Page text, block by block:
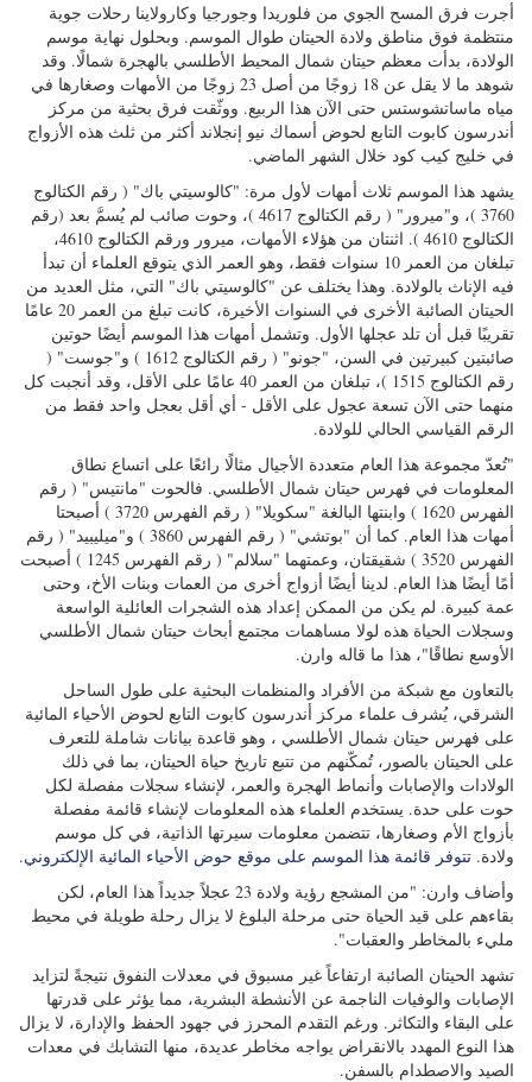
أجرت فرق المسح الجوي من فلوريدا وجورجيا وكارولاينا رحلات جوية
منتظمة فوق مناطق ولادة الحيتان طوال الموسم. وبحلول نهاية موسم
الولادة، بدأت معظم حيتان شمال المحيط الأطلسي بالهجرة شمالًا. وقد
شوهد ما لا يقل عن 18 زوجًا من أصل 23 زوجًا من الأمهات وصغارها في
مياه ماساتشوستس حتى الآن هذا الربيع. ووثّقت فرق بحثية من مركز
أندرسون كابوت التابع لحوض أسماك نيو إنجلاند أكثر من ثلث هذه الأزواج
في خليج كيب كود خلال الشهر الماضي.
يشهد هذا الموسم ثلاث أمهات لأول مرة: "كالوسيتي باك" ( رقم الكتالوج
3760 )، و"ميرور" ( رقم الكتالوج 4617 )، وحوت صائب لم يُسمَّ بعد (رقم
الكتالوج 4610
). اثنتان من هؤلاء الأمهات، ميرور ورقم الكتالوج 4610،
تبلغان من العمر 10 سنوات فقط، وهو العمر الذي يتوقع العلماء أن تبدأ
فيه الإناث بالولادة. وهذا يختلف عن "كالوسيتي باك" التي، مثل العديد من
الحيتان الصائبة الأخرى في السنوات الأخيرة، كانت تبلغ من العمر 20 عامًا
تقريبًا قبل أن تلد عجلها الأول. وتشمل أمهات هذا الموسم أيضًا حوتين
صائبتين كبيرتين في السن، "جونو" ( رقم الكتالوج 1612
) و"جوست" (
رقم الكتالوج 1515
)، تبلغان من العمر 40 عامًا على الأقل، وقد أنجبت كل
منهما حتى الآن تسعة عجول على الأقل - أي أقل بعجل واحد فقط من
الرقم القياسي الحالي للولادة.
"تُعدّ مجموعة هذا العام متعددة الأجيال مثالًا رائعًا على اتساع نطاق
المعلومات في فهرس حيتان شمال الأطلسي. فالحوت "مانتيس" ( رقم
الفهرس 1620
) وابنتها البالغة "سكويلا" ( رقم الفهرس 3720
) أصبحتا
أمهات هذا العام. كما أن "بوتشي" ( رقم الفهرس 3860 ) و"ميليبيد" ( رقم
الفهرس 3520
) شقيقتان، وعمتهما "سلالم" ( رقم الفهرس 1245
) أصبحت
أمًا أيضًا هذا العام. لدينا أيضًا أزواج أخرى من العمات وبنات الأخ، وحتى
عمة كبيرة. لم يكن من الممكن إعداد هذه الشجرات العائلية الواسعة
وسجلات الحياة هذه لولا مساهمات مجتمع أبحاث حيتان شمال الأطلسي
الأوسع نطاقًا"، هذا ما قاله وارن.
بالتعاون مع شبكة من الأفراد والمنظمات البحثية على طول الساحل
الشرقي، يُشرف علماء مركز أندرسون كابوت التابع لحوض الأحياء المائية
على فهرس حيتان شمال الأطلسي ، وهو قاعدة بيانات شاملة للتعرف
على الحيتان بالصور، تُمكّنهم من تتبع تاريخ حياة الحيتان، بما في ذلك
الولادات والإصابات وأنماط الهجرة والعمر، لإنشاء سجلات مفصلة لكل
حوت على حدة. يستخدم العلماء هذه المعلومات لإنشاء قائمة مفصلة
بأزواج الأم وصغارها، تتضمن معلومات سيرتها الذاتية، في كل موسم
ولادة. تتوفر قائمة هذا الموسم على موقع حوض الأحياء المائية الإلكتروني.
وأضاف وارن: "من المشجع رؤية ولادة 23 عجلاً جديداً هذا العام، لكن
بقاءهم على قيد الحياة حتى مرحلة البلوغ لا يزال رحلة طويلة في محيط
مليء بالمخاطر والعقبات".
تشهد الحيتان الصائبة ارتفاعاً غير مسبوق في معدلات النفوق نتيجةً لتزايد
الإصابات والوفيات الناجمة عن الأنشطة البشرية، مما يؤثر على قدرتها
على البقاء والتكاثر. ورغم التقدم المحرز في جهود الحفظ والإدارة، لا يزال
هذا النوع المهدد بالانقراض يواجه مخاطر عديدة، منها التشابك في معدات
الصيد والاصطدام بالسفن.